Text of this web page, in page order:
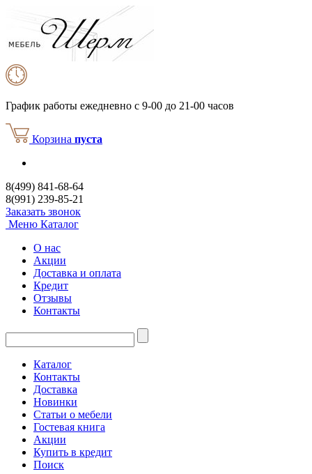
График работы ежедневно с 9-00 до 21-00 часов
Корзина пуста
8(499) 841-68-64
8(991) 239-85-21
Заказать звонок
Меню Каталог
О нас
Акции
Доставка и оплата
Кредит
Отзывы
Контакты
Каталог
Контакты
Доставка
Новинки
Статьи о мебели
Гостевая книга
Акции
Купить в кредит
Поиск